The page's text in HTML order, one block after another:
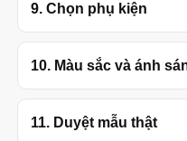
9. Chọn phụ kiện
10. Màu sắc và ánh
11. Duyệt mẫu thật